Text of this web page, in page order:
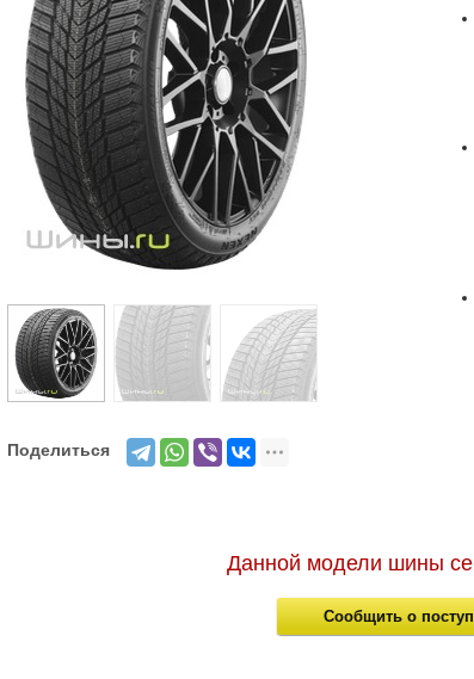
Поделиться
Данной модели шины
Сообщить о